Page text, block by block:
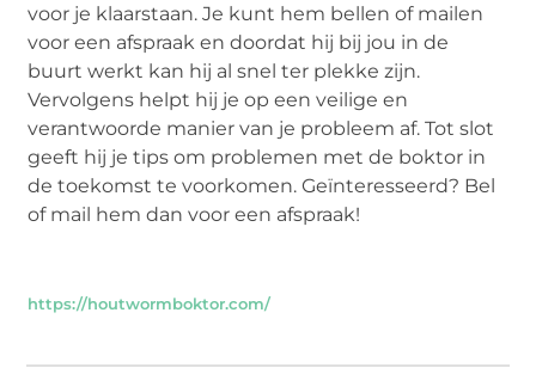
voor je klaarstaan. Je kunt hem bellen of mailen
voor een afspraak en doordat hij bij jou in de
buurt werkt kan hij al snel ter plekke zijn.
Vervolgens helpt hij je op een veilige en
verantwoorde manier van je probleem af. Tot slot
geeft hij je tips om problemen met de boktor in
de toekomst te voorkomen. Geïnteresseerd? Bel
of mail hem dan voor een afspraak!
https://houtwormboktor.com/